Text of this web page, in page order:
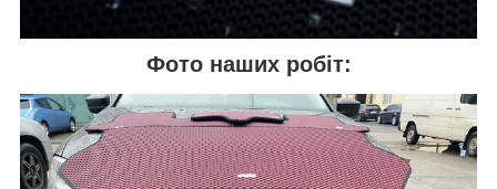
Фото наших робіт: